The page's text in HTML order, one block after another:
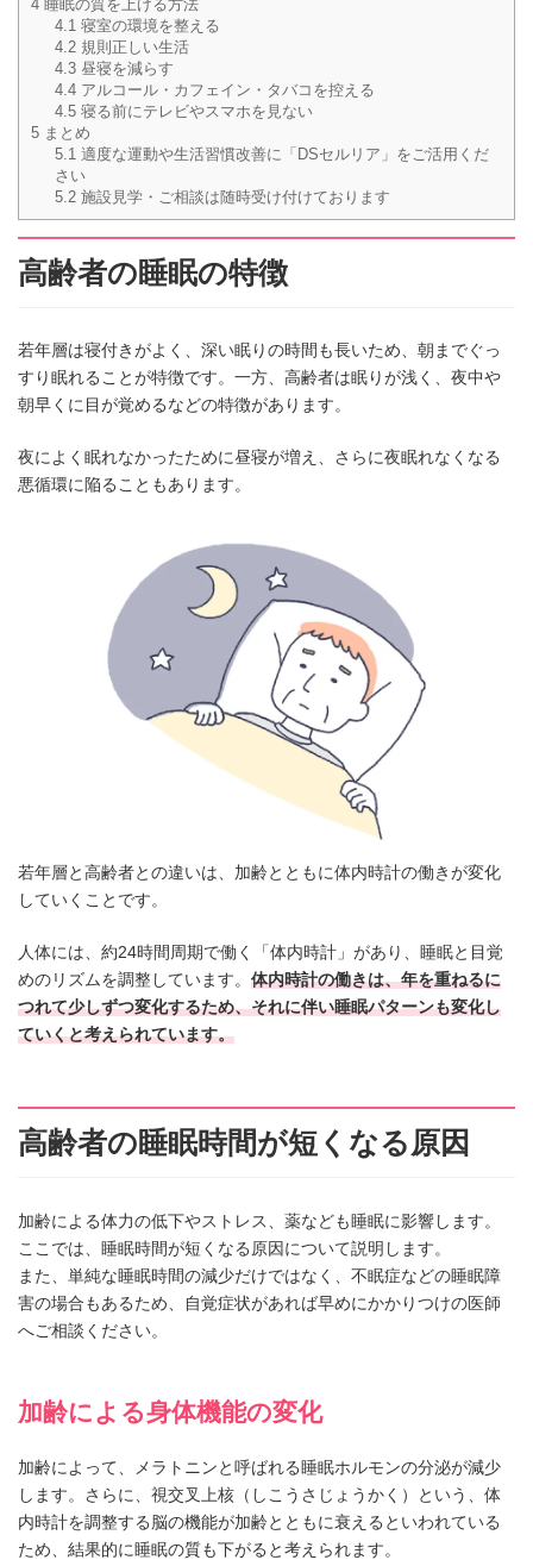
4 睡眠の質を上げる方法
4.1 寝室の環境を整える
4.2規則正しい生活
4.3昼寝を減らす
4.4アルコール・カフェイン・タバコを控える
4.5寝る前にテレビやスマホを見ない
5 まとめ
5.1 適度な運動や生活習慣改善に「DSセルリア」をご活用くだ
さい
5.2施設見学・ご相談は随時受け付けております
高齢者の睡眠の特徴
若年層は寝付きがよく、深い眠りの時間も長いため、朝までぐっ
すり眠れることが特徴です。一方、高齢者は眠りが浅く、夜中や
朝早くに目が覚めるなどの特徴があります。
夜によく眠れなかったために昼寝が増え、さらに夜眠れなくなる
悪循環に陥ることもあります。
若年層と高齢者との違いは、加齢とともに体内時計の働きが変化
していくことです。
人体には、約24時間周期で働く「体内時計」があり、睡眠と目覚
めのリズムを調整しています。 体内時計の働きは、年を重ねるに
つれて少しずつ変化するため、それに伴い睡眠パターンも変化し
ていくと考えられています。
高齢者の睡眠時間が短くなる原因
加齢による体力の低下やストレス、薬なども睡眠に影響します。
ここでは、睡眠時間が短くなる原因について説明します。
また、単純な睡眠時間の減少だけではなく、不眠症などの睡眠障
害の場合もあるため、自覚症状があれば早めにかかりつけの医師
へご相談ください。
加齢による身体機能の変化
加齢によって、メラトニンと呼ばれる睡眠ホルモンの分泌が減少
します。さらに、視交叉上核（しこうさじょうかく）という、体
内時計を調整する脳の機能が加齢とともに衰えるといわれている
ため、結果的に睡眠の質も下がると考えられます。